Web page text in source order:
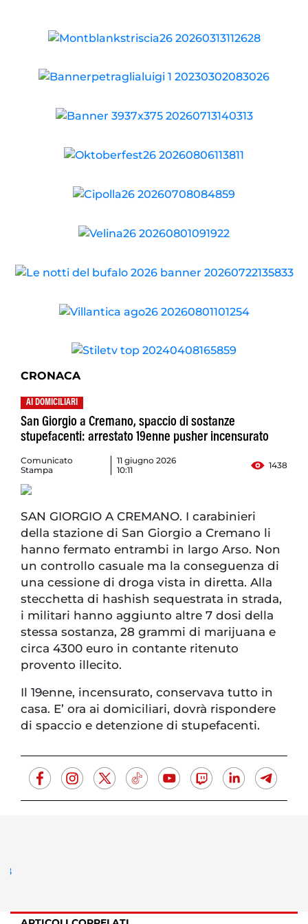
CRONACA
AI DOMICILIARI
San Giorgio a Cremano, spaccio di sostanze
stupefacenti: arrestato 19enne pusher incensurato
Comunicato
Stampa
11 giugno 2026
10:11
1438
SAN GIORGIO A CREMANO. I carabinieri
della stazione di San Giorgio a Cremano li
hanno fermato entrambi in largo Arso. Non
un controllo casuale ma la conseguenza di
una cessione di droga vista in diretta. Alla
stecchetta di hashish sequestrata in strada,
i militari hanno aggiunto altre 7 dosi della
stessa sostanza, 28 grammi di marijuana e
circa 4300 euro in contante ritenuto
provento illecito.
Il 19enne, incensurato, conservava tutto in
casa. E’ ora ai domiciliari, dovrà rispondere
di spaccio e detenzione di stupefacenti.